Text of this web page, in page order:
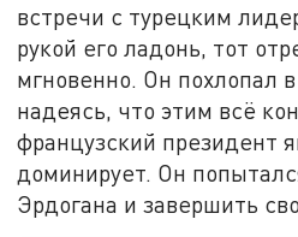
встречи с турецким
рукой его ладонь, тот
мгновенно. Он похлопал
надеясь, что этим всё
французский президент
доминирует. Он
Эрдогана и завершить